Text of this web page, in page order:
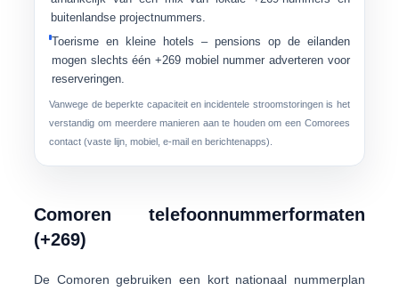
buitenlandse projectnummers.
Toerisme en kleine hotels – pensions op de eilanden
mogen slechts één +269 mobiel nummer adverteren voor
reserveringen.
Vanwege de beperkte capaciteit en incidentele stroomstoringen is het
verstandig om meerdere manieren aan te houden om een Comorees
contact (vaste lijn, mobiel, e-mail en berichtenapps).
Comoren telefoonnummerformaten
(+269)
De Comoren gebruiken een kort nationaal nummerplan